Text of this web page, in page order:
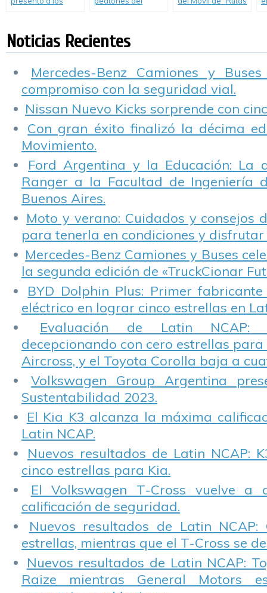
su compromiso con
Noticias Recientes
Mercedes-Benz Camiones y
compromiso con la seguridad vial.
Nissan Nuevo Kicks sorprende con
Con gran éxito finalizó la décima
Movimiento.
Ford Argentina y la Educación: La
Ranger a la Facultad de Ingeniería
Buenos Aires.
Moto y verano: Cuidados y consejos
para tenerla en condiciones y disfrutar
Mercedes-Benz Camiones y Buses
la segunda edición de «TruckCionar
BYD Dolphin Plus: Primer
eléctrico en lograr cinco estrellas en
Evaluación de Latin NCAP:
decepcionando con cero estrellas para
Aircross, y el Toyota Corolla baja a
Volkswagen Group Argentina
Sustentabilidad 2023.
El Kia K3 alcanza la máxima
Latin NCAP.
Nuevos resultados de Latin NCAP:
cinco estrellas para Kia.
El Volkswagen T-Cross vuelve a
calificación de seguridad.
Nuevos resultados de Latin NCAP:
estrellas, mientras que el T-Cross se
Nuevos resultados de Latin NCAP:
Raize mientras General Motors